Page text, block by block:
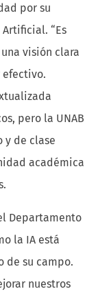
por su
“Es
visión clara
efectivo.
pero la UNAB
y de clase
académica
Departamento
la IA está
su campo.
nuestros